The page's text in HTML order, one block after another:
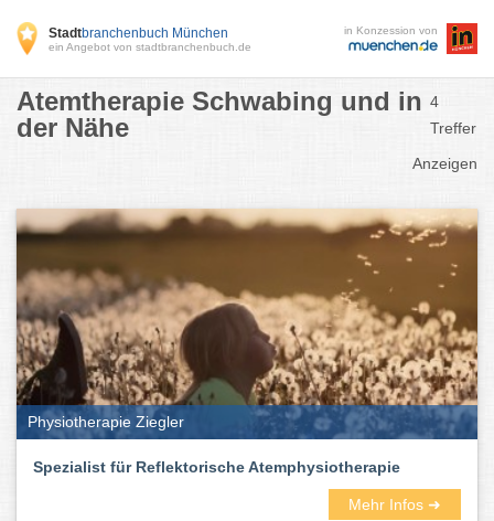
Stadtbranchenbuch München
ein Angebot von stadtbranchenbuch.de
in Konzession von
Atemtherapie Schwabing und in
der Nähe
4
Treffer
Anzeigen
Physiotherapie Ziegler
Spezialist für Reflektorische Atemphysiotherapie
Mehr Infos ➜